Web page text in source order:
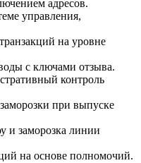
адресов.
управления,
на уровне
с ключами отзыва.
контроль
при выпуске
и заморозка линии
на основе полномочий.